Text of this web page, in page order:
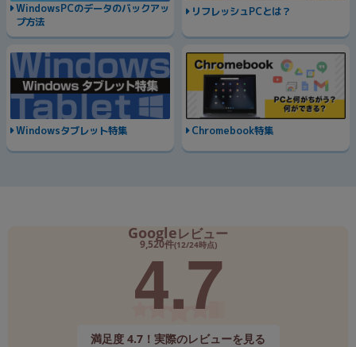
WindowsPCのデータのバックアッ
プ方法
リフレッシュPCとは？
Windowsタブレット特集 Chromebook特集
Googleレビュー
9,520件(12/24時点)
4.7
満足度 4.7！実際のレビューを見る